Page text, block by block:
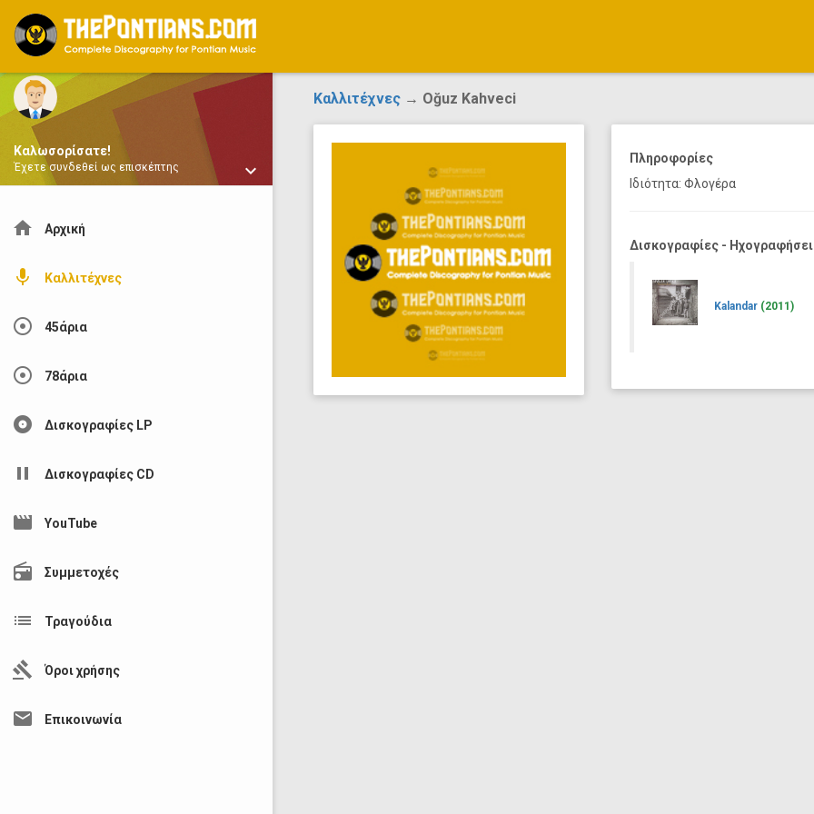
Καλωσορίσατε!
Έχετε συνδεθεί ως επισκέπτης keyboard_arrow_down
home Αρχική
mic Καλλιτέχνες
adjust 45άρια
adjust 78άρια
album Δισκογραφίες LP
pause Δισκογραφίες CD
movie YouTube
radio Συμμετοχές
list Τραγούδια
gavel Όροι χρήσης
mail Επικοινωνία
Καλλιτέχνες → Oğuz Kahveci
Πληροφορίες
Ιδιότητα: Φλογέρα
Δισκογραφίες -
Kalandar (2011)